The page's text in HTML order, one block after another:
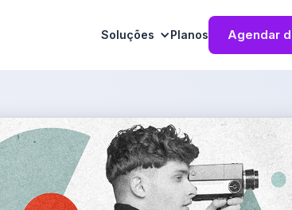
Soluções Planos Agendar